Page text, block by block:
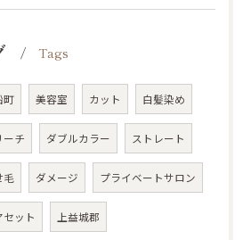
Tags
町 美容室 カット 白髪染め
ーチ ダブルカラー ストレート
毛 ダメージ プライベートサロン
セット 上益城郡